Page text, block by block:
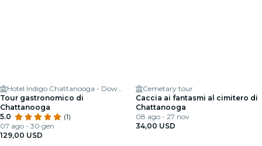
Hotel Indigo Chattanooga - Downtown by IHG
Tour gastronomico di
Chattanooga
5.0
(1)
07 ago - 30 gen
129,00 USD
Cemetary tour
Caccia ai fantasmi al cimitero di
Chattanooga
08 ago - 27 nov
34,00 USD